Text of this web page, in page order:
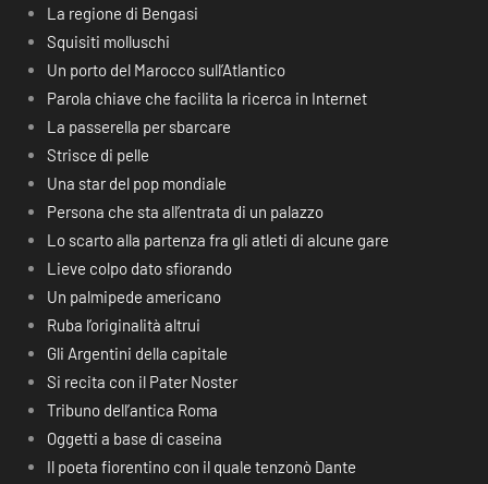
La regione di Bengasi
Squisiti molluschi
Un porto del Marocco sull’Atlantico
Parola chiave che facilita la ricerca in Internet
La passerella per sbarcare
Strisce di pelle
Una star del pop mondiale
Persona che sta all’entrata di un palazzo
Lo scarto alla partenza fra gli atleti di alcune gare
Lieve colpo dato sfiorando
Un palmipede americano
Ruba l’originalità altrui
Gli Argentini della capitale
Si recita con il Pater Noster
Tribuno dell’antica Roma
Oggetti a base di caseina
Il poeta fiorentino con il quale tenzonò Dante